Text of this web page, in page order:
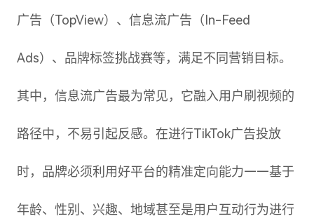
广告（TopView）、信息流广告（In-Feed
Ads）、品牌标签挑战赛等，满足不同营销目标。
其中，信息流广告最为常见，它融入用户刷视频的
路径中，不易引起反感。在进行TikTok广告投放
时，品牌必须利用好平台的精准定向能力——基于
年龄、性别、兴趣、地域甚至是用户互动行为进行